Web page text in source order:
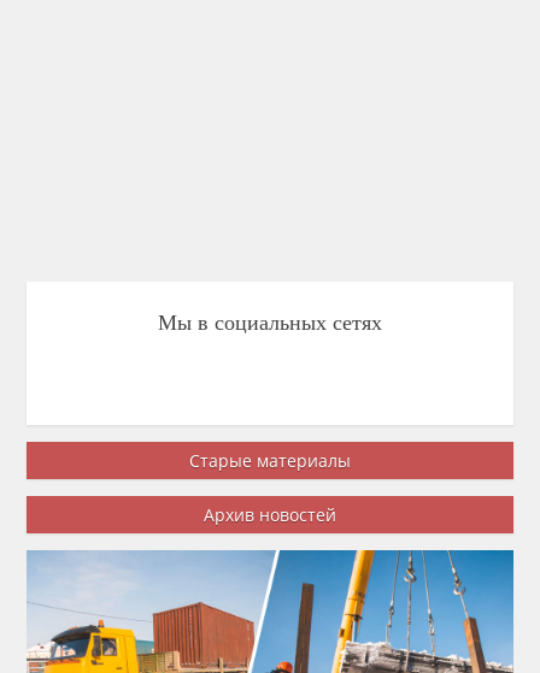
Мы в социальных сетях
Старые материалы
Архив новостей